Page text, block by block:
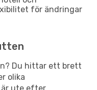
för ändringar
Du hittar ett brett
olika